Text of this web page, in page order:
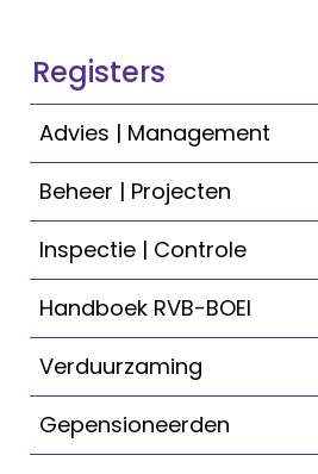
Registers
Advies | Management
Beheer | Projecten
Inspectie | Controle
Handboek RVB-BOEI
Verduurzaming
Gepensioneerden